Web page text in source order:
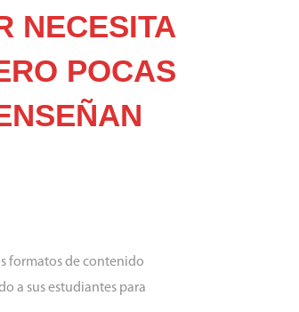
NECESITA
POCAS
formatos de contenido
a sus estudiantes para